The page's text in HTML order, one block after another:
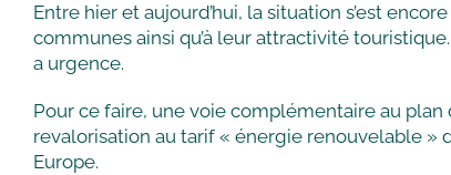
Entre hier et aujourd’hui, la situation s’est
communes ainsi qu’à leur attractivité
a urgence.
Pour ce faire, une voie complémentaire au
revalorisation au tarif « énergie renouvelable »
Europe.